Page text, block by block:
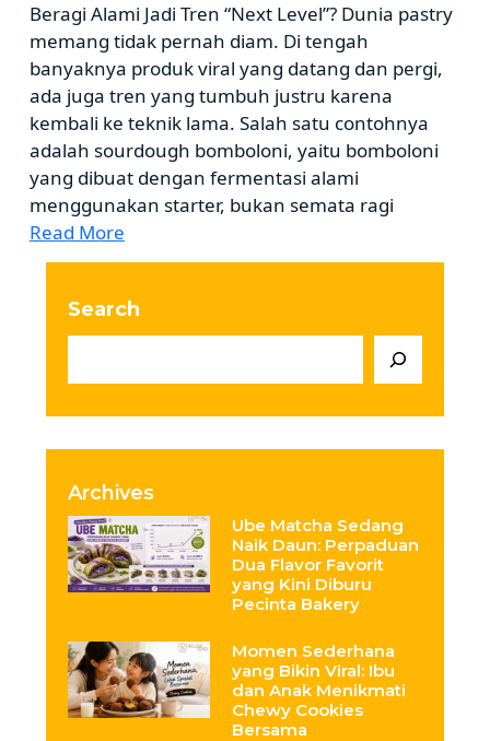
Beragi Alami Jadi Tren “Next Level”? Dunia pastry
memang tidak pernah diam. Di tengah
banyaknya produk viral yang datang dan pergi,
ada juga tren yang tumbuh justru karena
kembali ke teknik lama. Salah satu contohnya
adalah sourdough bomboloni, yaitu bomboloni
yang dibuat dengan fermentasi alami
menggunakan starter, bukan semata ragi
Read More
Search
Archives
Ube Matcha Sedang
Naik Daun: Perpaduan
Dua Flavor Favorit
yang Kini Diburu
Pecinta Bakery
Momen Sederhana
yang Bikin Viral: Ibu
dan Anak Menikmati
Chewy Cookies
Bersama